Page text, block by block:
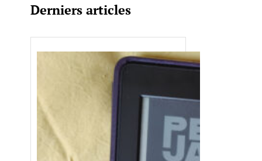
Derniers articles